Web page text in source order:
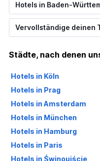
Hotels in Baden-
Vervollständige deinen
Städte, nach denen
Hotels in Köln
Hotels in Prag
Hotels in Amsterdam
Hotels in München
Hotels in Hamburg
Hotels in Paris
Hotels in Świnoujście